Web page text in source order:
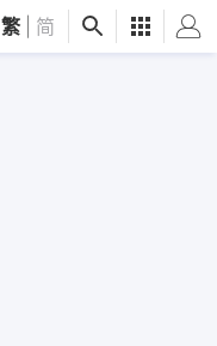
繁 简